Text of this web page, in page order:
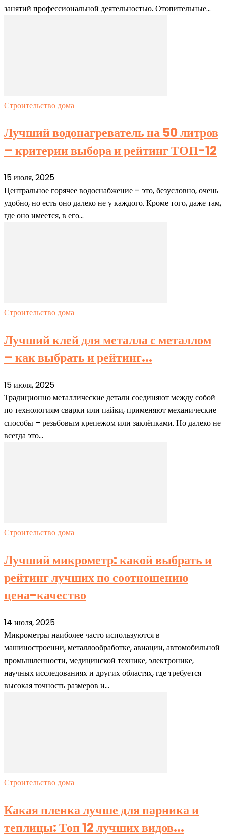
занятий профессиональной деятельностью. Отопительные...
Строительство дома
Лучший водонагреватель на 50 литров
– критерии выбора и рейтинг ТОП-12
15 июля, 2025
Центральное горячее водоснабжение – это, безусловно, очень
удобно, но есть оно далеко не у каждого. Кроме того, даже там,
где оно имеется, в его...
Строительство дома
Лучший клей для металла с металлом
– как выбрать и рейтинг...
15 июля, 2025
Традиционно металлические детали соединяют между собой
по технологиям сварки или пайки, применяют механические
способы – резьбовым крепежом или заклёпками. Но далеко не
всегда это...
Строительство дома
Лучший микрометр: какой выбрать и
рейтинг лучших по соотношению
цена-качество
14 июля, 2025
Микрометры наиболее часто используются в
машиностроении, металлообработке, авиации, автомобильной
промышленности, медицинской технике, электронике,
научных исследованиях и других областях, где требуется
высокая точность размеров и...
Строительство дома
Какая пленка лучше для парника и
теплицы: Топ 12 лучших видов...